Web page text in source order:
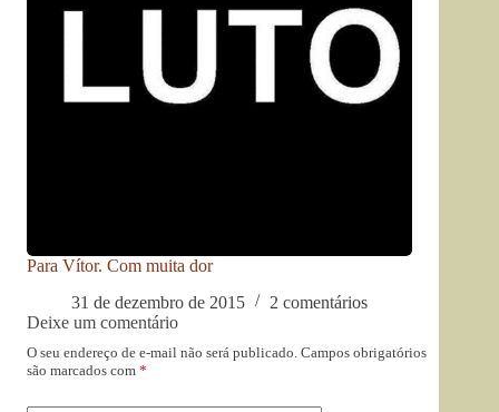
Para Vítor. Com muita dor
31 de dezembro de 2015
2 comentários
Deixe um comentário
O seu endereço de e-mail não será publicado. Campos obrigatórios
são marcados com *